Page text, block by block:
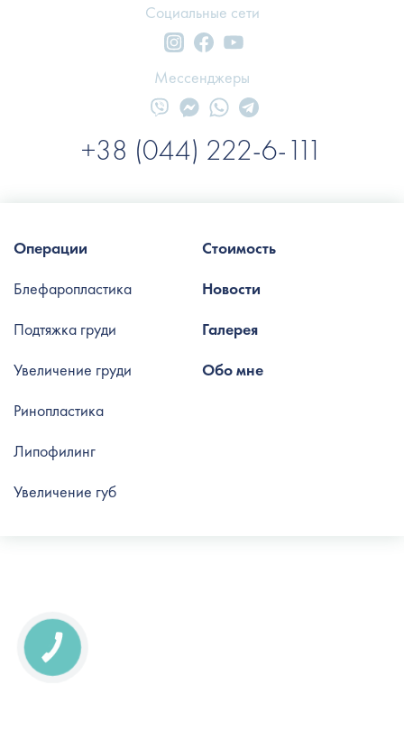
Социальные сети
+38 (044) 222-6-111
Мессенджеры
Стоимость
Новости
Галерея
Обо мне
Операции
Блефаропластика
Подтяжка груди
Увеличение груди
Ринопластика
Липофилинг
Увеличение губ
КНОПКА
СВЯЗИ